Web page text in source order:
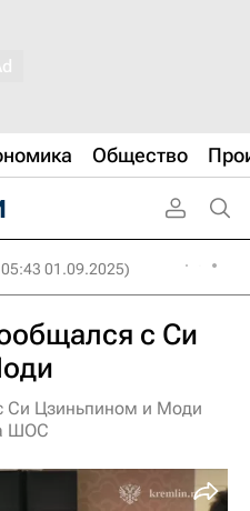
Общество
01.09.2025)
с Си
Си Цзиньпином и Моди
ШОС